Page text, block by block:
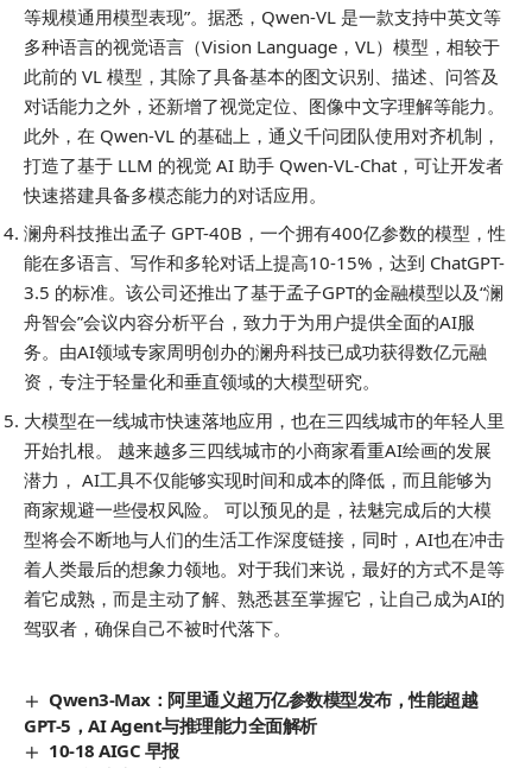
等规模通用模型表现”。据悉，Qwen-VL 是一款支持中英文等
多种语言的视觉语言（Vision Language，VL）模型，相较于
此前的 VL 模型，其除了具备基本的图文识别、描述、问答及
对话能力之外，还新增了视觉定位、图像中文字理解等能力。
此外，在 Qwen-VL 的基础上，通义千问团队使用对齐机制，
打造了基于 LLM 的视觉 AI 助手 Qwen-VL-Chat，可让开发者
快速搭建具备多模态能力的对话应用。
澜舟科技推出孟子 GPT-40B，一个拥有400亿参数的模型，性
能在多语言、写作和多轮对话上提高10-15%，达到 ChatGPT-
3.5 的标准。该公司还推出了基于孟子GPT的金融模型以及“澜
舟智会”会议内容分析平台，致力于为用户提供全面的AI服
务。由AI领域专家周明创办的澜舟科技已成功获得数亿元融
资，专注于轻量化和垂直领域的大模型研究。
大模型在一线城市快速落地应用，也在三四线城市的年轻人里
开始扎根。 ​越来越多三四线城市的小商家看重AI绘画的发展
潜力， AI工具不仅能够实现时间和成本的降低，而且能够为
商家规避一些侵权风险。 ​可以预见的是，祛魅完成后的大模
型将会不断地与人们的生活工作深度链接，同时，AI也在冲击
着人类最后的想象力领地。对于我们来说，最好的方式不是等
着它成熟，而是主动了解、熟悉甚至掌握它，让自己成为AI的
驾驭者，确保自己不被时代落下。
Qwen3-Max：阿里通义超万亿参数模型发布，性能超越
GPT-5，AI Agent与推理能力全面解析
10-18 AIGC 早报